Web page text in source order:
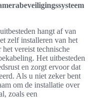
hangt af van
zelf installeren van het
het vereist technische
Het uitbesteden
en zorgt ervoor dat
Als u niet zeker bent
om de installatie over
zoals een